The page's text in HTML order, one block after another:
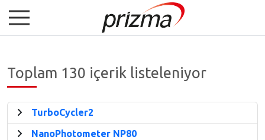
Toplam 130 içerik listeleniyor
TurboCycler2
NanoPhotometer NP80